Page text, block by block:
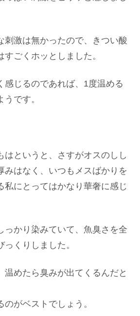
刺激は無かったので、きつい酸
ごくホッとしました。
感じるのであれば、1度温める
です。
はというと、さすがオスのしし
みはなく、いつもメスばかりを
私にとってはかなり華奢に感じ
っかり染みていて、魚臭さを全
っくりしました。
温めたら臭みが出てくるんだと
がベストでしょう。